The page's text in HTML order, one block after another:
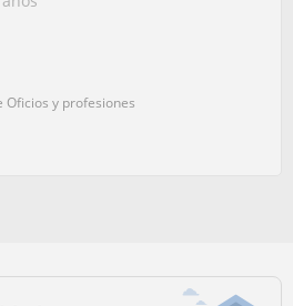
Oficios y profesiones